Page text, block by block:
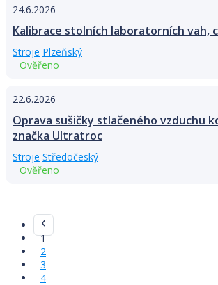
24.6.2026
Kalibrace stolních laboratorních vah,
Stroje Plzeňský
Ověřeno
22.6.2026
Oprava sušičky stlačeného vzduchu
značka Ultratroc
Stroje Středočeský
Ověřeno
1
2
3
4